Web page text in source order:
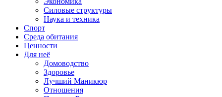
Силовые структуры
Наука и техника
Спорт
Среда обитания
Ценности
Для неё
Домоводство
Здоровье
Лучший Маникюр
Отношения